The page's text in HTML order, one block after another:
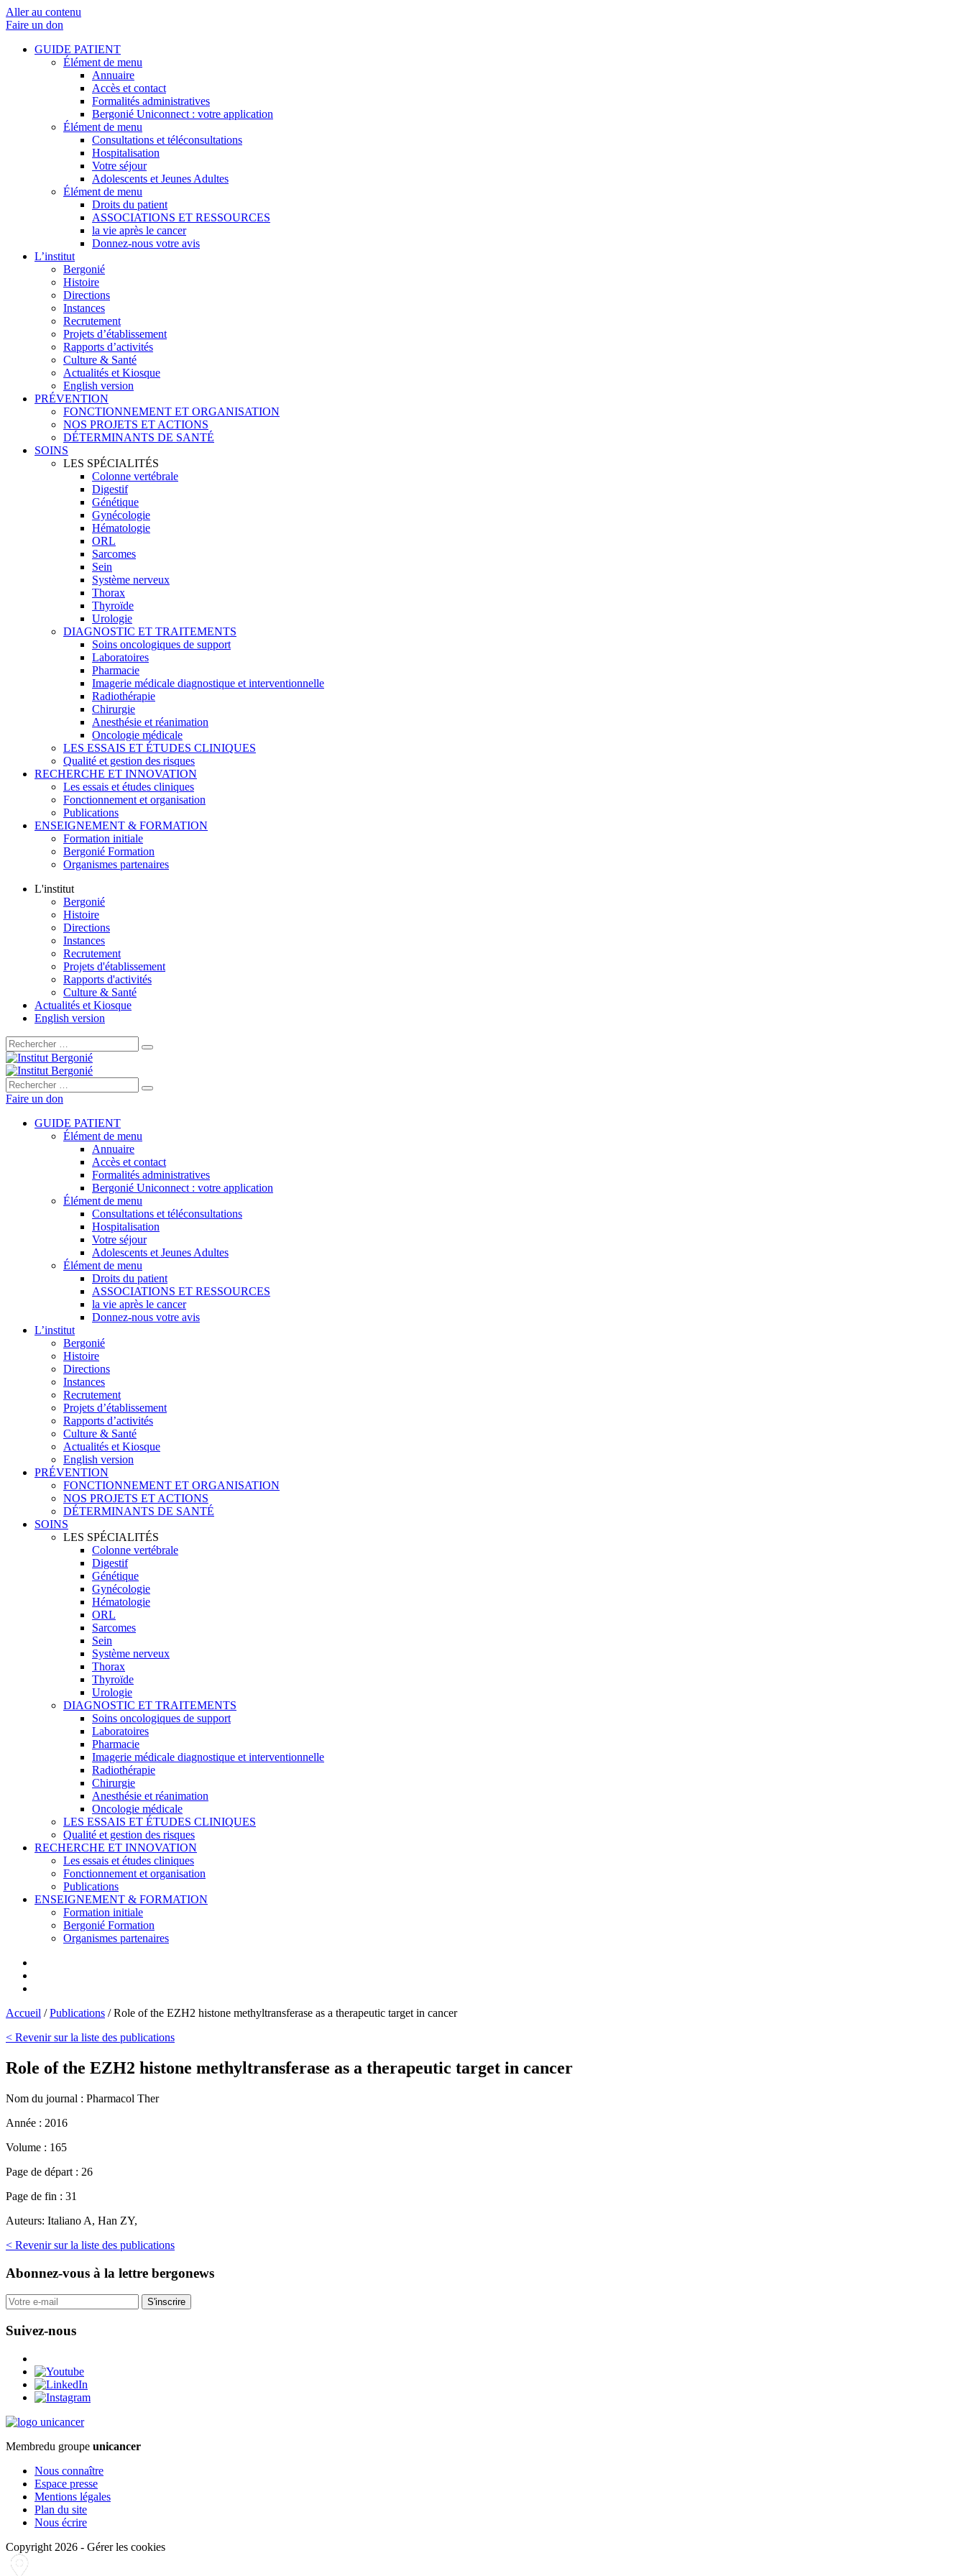
Aller au contenu
Faire un don
GUIDE PATIENT
Élément de menu
Annuaire
Accès et contact
Formalités administratives
Bergonié Uniconnect : votre application
Élément de menu
Consultations et téléconsultations
Hospitalisation
Votre séjour
Adolescents et Jeunes Adultes
Élément de menu
Droits du patient
ASSOCIATIONS ET RESSOURCES
la vie après le cancer
Donnez-nous votre avis
L’institut
Bergonié
Histoire
Directions
Instances
Recrutement
Projets d’établissement
Rapports d’activités
Culture & Santé
Actualités et Kiosque
English version
PRÉVENTION
FONCTIONNEMENT ET ORGANISATION
NOS PROJETS ET ACTIONS
DÉTERMINANTS DE SANTÉ
SOINS
LES SPÉCIALITÉS
Colonne vertébrale
Digestif
Génétique
Gynécologie
Hématologie
ORL
Sarcomes
Sein
Système nerveux
Thorax
Thyroïde
Urologie
DIAGNOSTIC ET TRAITEMENTS
Soins oncologiques de support
Laboratoires
Pharmacie
Imagerie médicale diagnostique et interventionnelle
Radiothérapie
Chirurgie
Anesthésie et réanimation
Oncologie médicale
LES ESSAIS ET ÉTUDES CLINIQUES
Qualité et gestion des risques
RECHERCHE ET INNOVATION
Les essais et études cliniques
Fonctionnement et organisation
Publications
ENSEIGNEMENT & FORMATION
Formation initiale
Bergonié Formation
Organismes partenaires
L'institut
Bergonié
Histoire
Directions
Instances
Recrutement
Projets d'établissement
Rapports d'activités
Culture & Santé
Actualités et Kiosque
English version
Rechercher :
Rechercher :
Faire un don
GUIDE PATIENT
Élément de menu
Annuaire
Accès et contact
Formalités administratives
Bergonié Uniconnect : votre application
Élément de menu
Consultations et téléconsultations
Hospitalisation
Votre séjour
Adolescents et Jeunes Adultes
Élément de menu
Droits du patient
ASSOCIATIONS ET RESSOURCES
la vie après le cancer
Donnez-nous votre avis
L’institut
Bergonié
Histoire
Directions
Instances
Recrutement
Projets d’établissement
Rapports d’activités
Culture & Santé
Actualités et Kiosque
English version
PRÉVENTION
FONCTIONNEMENT ET ORGANISATION
NOS PROJETS ET ACTIONS
DÉTERMINANTS DE SANTÉ
SOINS
LES SPÉCIALITÉS
Colonne vertébrale
Digestif
Génétique
Gynécologie
Hématologie
ORL
Sarcomes
Sein
Système nerveux
Thorax
Thyroïde
Urologie
DIAGNOSTIC ET TRAITEMENTS
Soins oncologiques de support
Laboratoires
Pharmacie
Imagerie médicale diagnostique et interventionnelle
Radiothérapie
Chirurgie
Anesthésie et réanimation
Oncologie médicale
LES ESSAIS ET ÉTUDES CLINIQUES
Qualité et gestion des risques
RECHERCHE ET INNOVATION
Les essais et études cliniques
Fonctionnement et organisation
Publications
ENSEIGNEMENT & FORMATION
Formation initiale
Bergonié Formation
Organismes partenaires
Accueil /Publications /Role of the EZH2 histone methyltransferase as a therapeutic target in cancer
< Revenir sur la liste des publications
Role of the EZH2 histone methyltransferase as a therapeutic target in cancer
Nom du journal : Pharmacol Ther
Année : 2016
Volume : 165
Page de départ : 26
Page de fin : 31
Auteurs: Italiano A, Han ZY,
< Revenir sur la liste des publications
Abonnez-vous à la lettre bergonews
S'inscrire
Suivez-nous
Membredu groupe unicancer
Nous connaître
Espace presse
Mentions légales
Plan du site
Nous écrire
Copyright 2026 - Gérer les cookies